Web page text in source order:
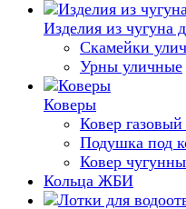
Изделия из чугуна
Скамейки
Урны уличные
Коверы
Ковер газовый
Подушка под
Ковер
Кольца ЖБИ